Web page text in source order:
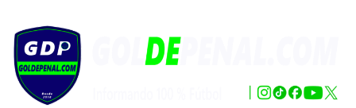
contenido